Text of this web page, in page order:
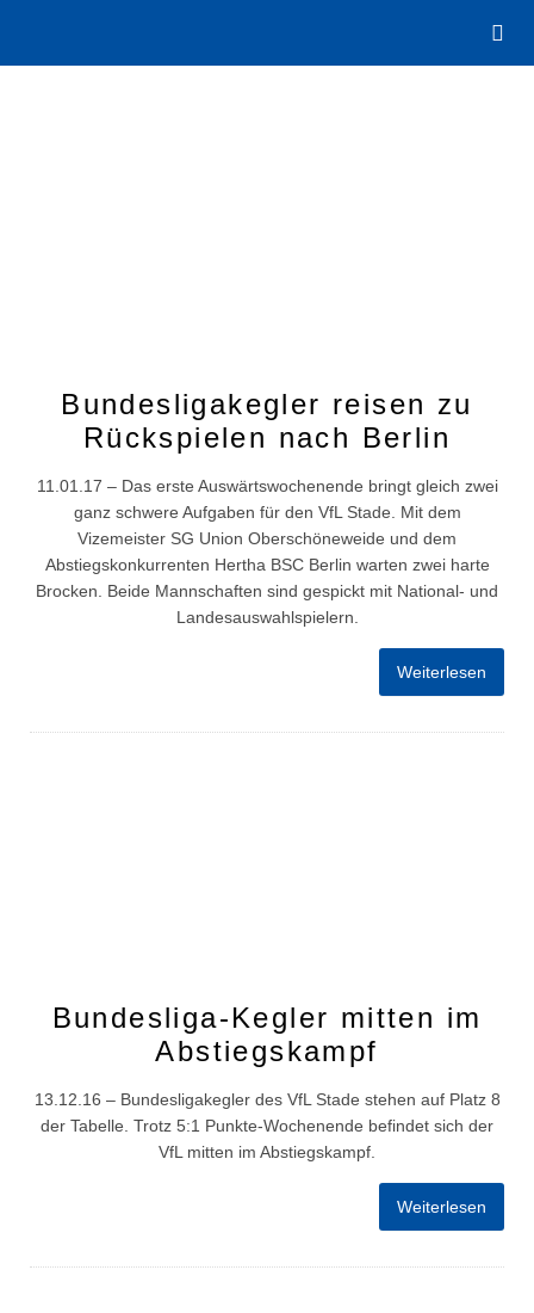
Bundesligakegler reisen zu
Rückspielen nach Berlin
11.01.17 – Das erste Auswärtswochenende bringt gleich zwei
ganz schwere Aufgaben für den VfL Stade. Mit dem
Vizemeister SG Union Oberschöneweide und dem
Abstiegskonkurrenten Hertha BSC Berlin warten zwei harte
Brocken. Beide Mannschaften sind gespickt mit National- und
Landesauswahlspielern.
Weiterlesen
Bundesliga-Kegler mitten im
Abstiegskampf
13.12.16 – Bundesligakegler des VfL Stade stehen auf Platz 8
der Tabelle. Trotz 5:1 Punkte-Wochenende befindet sich der
VfL mitten im Abstiegskampf.
Weiterlesen